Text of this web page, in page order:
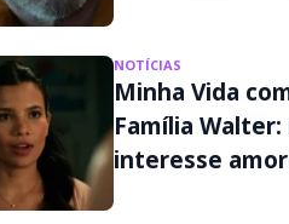
NOTÍCIAS
Minha Vida
Família
interesse